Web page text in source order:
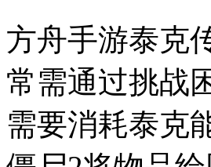
方舟手游泰克
常需通过挑战
需要消耗泰克